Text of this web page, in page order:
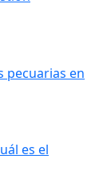
pecuarias en
es el